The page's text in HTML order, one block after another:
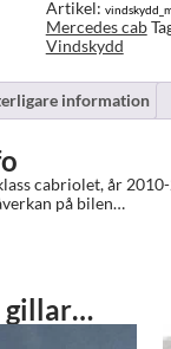
2010
till
2016
mängd
Artikel:
Mercedes cab
Vindskydd
information
cabriolet, år
på bilen…
gillar…